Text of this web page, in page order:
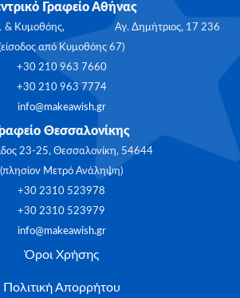
Γραφείο Αθήνας
& Κυμοθόης, Αγ. Δημήτριος, 17 236
από Κυμοθόης 67)
+30 210 963 7660
+30 210 963 7774
info@makeawish.gr
Θεσσαλονίκης
23-25, Θεσσαλονίκη, 54644
(πλησίον Μετρό Ανάληψη)
+30 2310 523978
+30 2310 523979
info@makeawish.gr
Όροι Χρήσης
Πολιτική Απορρήτου